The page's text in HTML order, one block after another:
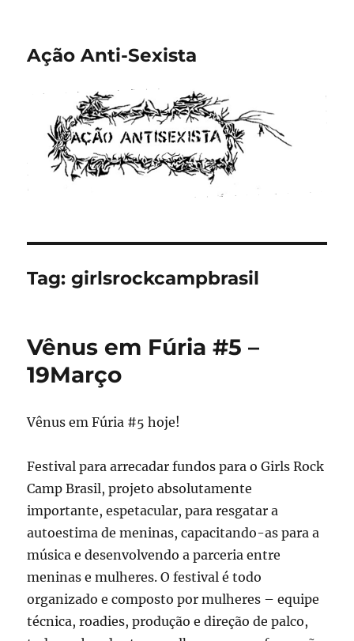
Ação Anti-Sexista
Tag:girlsrockcampbrasil
Vênus em Fúria #5 –
19Março
Vênus em Fúria #5 hoje!
Festival para arrecadar fundos para o Girls Rock
Camp Brasil, projeto absolutamente
importante, espetacular, para resgatar a
autoestima de meninas, capacitando-as para a
música e desenvolvendo a parceria entre
meninas e mulheres. O festival é todo
organizado e composto por mulheres – equipe
técnica, roadies, produção e direção de palco,